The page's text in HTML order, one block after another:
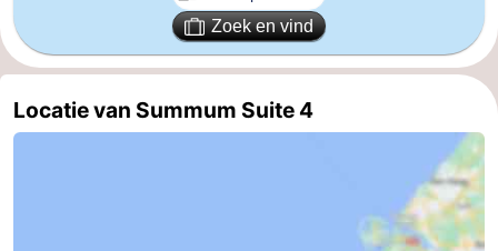
Haamstede
Natuur
Kop
Walcheren
-
Zoek en vind
Locatie van Summum Suite 4